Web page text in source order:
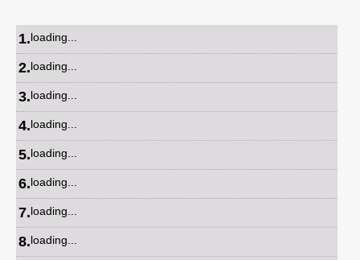
1.loading...
2.loading...
3.loading...
4.loading...
5.loading...
6.loading...
7.loading...
8.loading...